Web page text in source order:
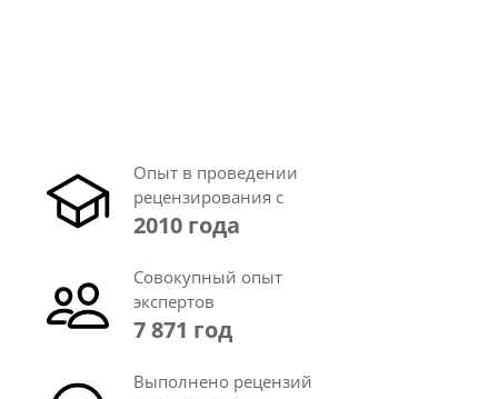
Опыт в проведении
рецензирования с
2010 года
Совокупный опыт
экспертов
7 871 год
Выполнено рецензий